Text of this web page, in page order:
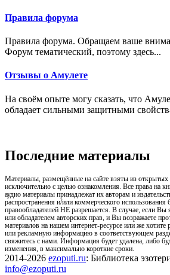
Правила форума
Правила форума. Обращаем ваше
Форум тематический, поэтому здесь...
Отзывы о Амулете
На своём опыте могу сказать, что
обладает сильными защитными
Последние материалы
Материалы, размещённые на сайте взяты из открытых
исключительно с целью ознакомления. Все права на
аудио материалы принадлежат их авторам и
распространения и/или коммерческого использования
правообладателей НЕ разрешается. В случае, если Вы
или обладателем авторских прав, и Вы возражаете
материалов на нашем интернет-ресурсе или же хотите
или рекламную информацию в соответствующем
свяжитесь с нами. Информация будет удалена, либо
изменения, в максимально короткие сроки.
2014-2026 ezoputi.ru: Библиотека
info@ezoputi.ru